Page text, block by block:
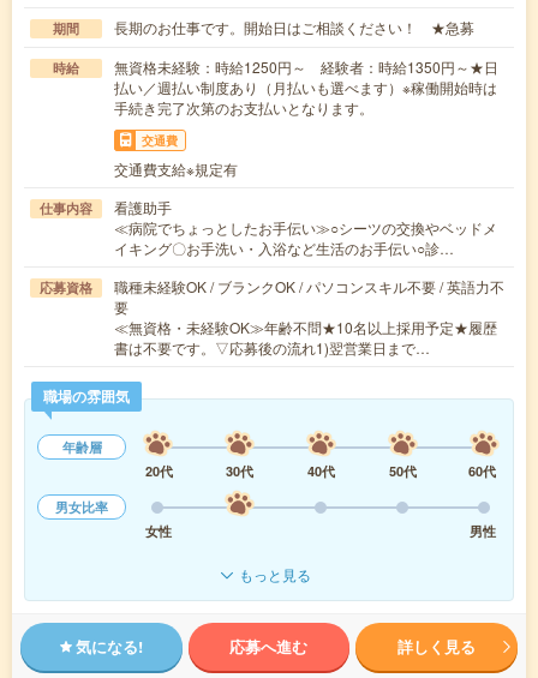
期間 長期のお仕事です。開始日はご相談ください！ ★急募
時給
無資格未経験：時給1250円～ 経験者：時給1350円～★日
払い／週払い制度あり（月払いも選べます）※稼働開始時は
手続き完了次第のお支払いとなります。
交通費
交通費支給※規定有
仕事内容
看護助手
≪病院でちょっとしたお手伝い≫○シーツの交換やベッドメ
イキング〇お手洗い・入浴など生活のお手伝い○診…
応募資格
職種未経験OK / ブランクOK / パソコンスキル不要 / 英語力不
要
≪無資格・未経験OK≫年齢不問★10名以上採用予定★履歴
書は不要です。▽応募後の流れ1)翌営業日まで…
職場の雰囲気
年齢層
20代
30代 40代 50代
60代
男女比率
女性
男性
もっと見る
気になる! 応募へ進む 詳しく見る